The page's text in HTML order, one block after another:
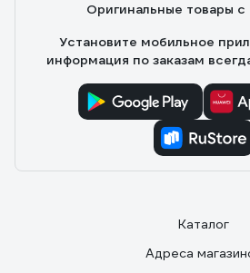
Оригинальные товары с
Установите мобильное
информация по заказам
Каталог
Адреса